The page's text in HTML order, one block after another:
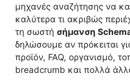
μηχανές αναζήτησης να
καλύτερα τι ακριβώς
τη σωστή σήμανση
δηλώσουμε αν πρόκειται
προϊόν, FAQ, οργανισμό,
breadcrumb και πολλά